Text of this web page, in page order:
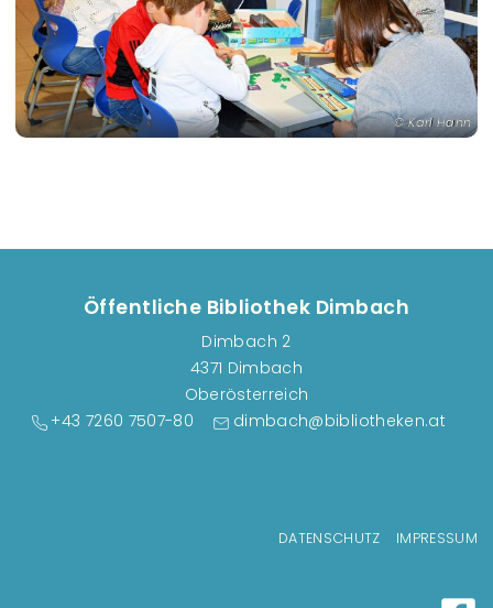
Karl Hahn
Öffentliche Bibliothek Dimbach
Dimbach 2
4371 Dimbach
Oberösterreich
+43 7260 7507-80
dimbach@bibliotheken.at
DATENSCHUTZ IMPRESSUM